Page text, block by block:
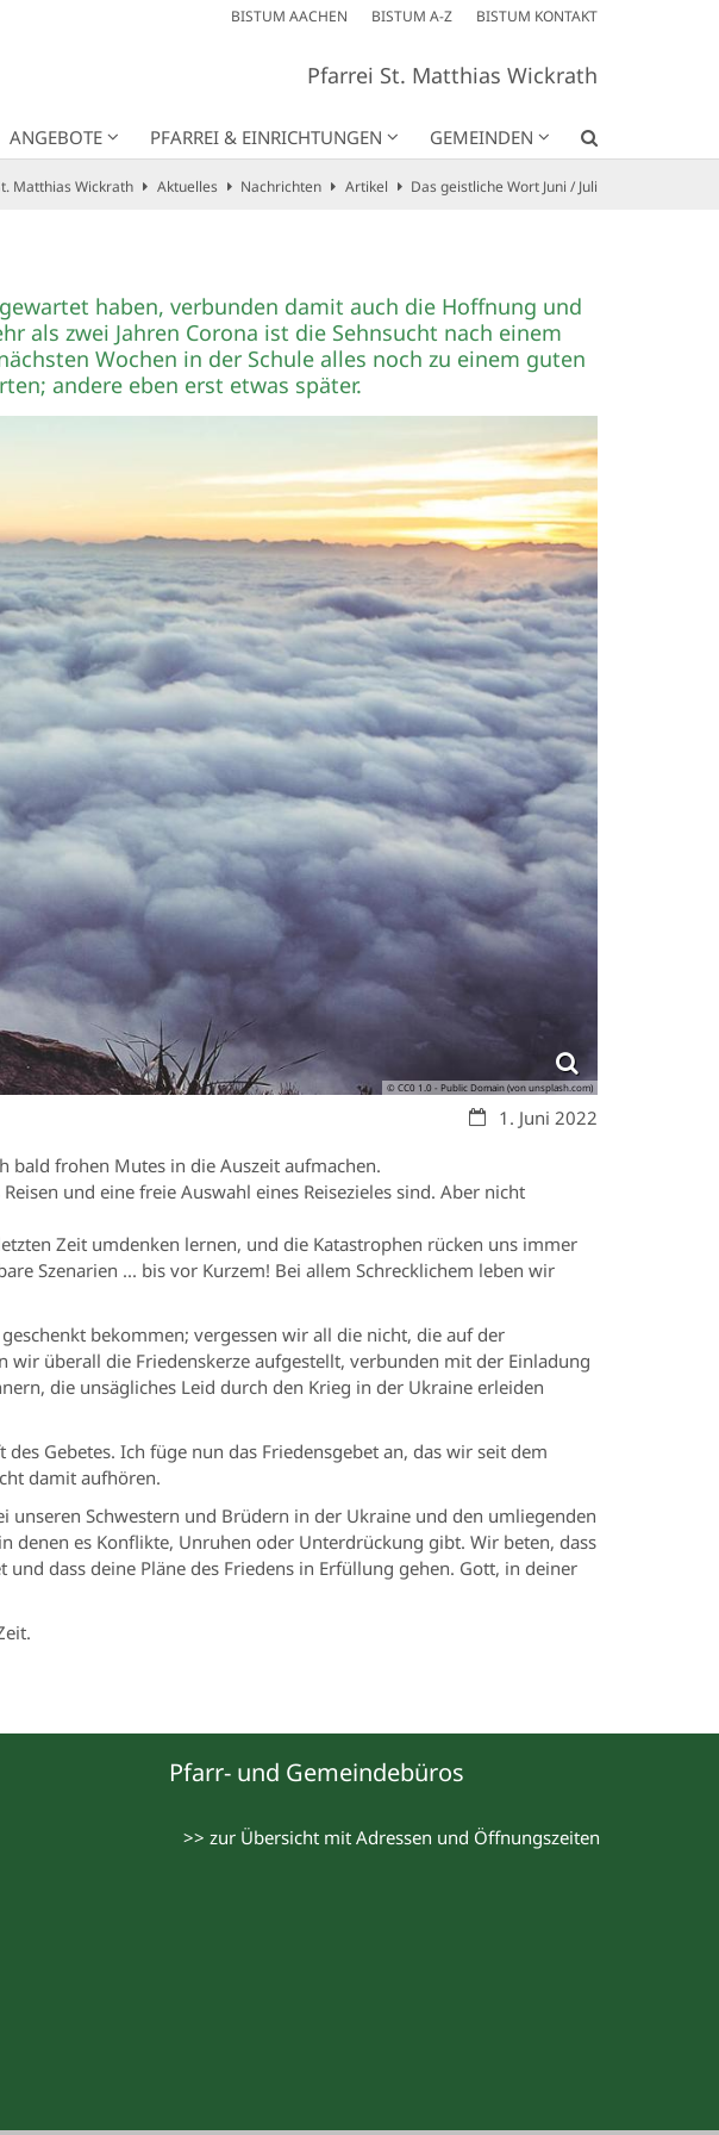
BISTUM AACHEN BISTUM A-Z BISTUM KONTAKT
Pfarrei St. Matthias Wickrath
ANGEBOTE PFARREI & EINRICHTUNGEN GEMEINDEN
Matthias Wickrath Aktuelles Nachrichten Artikel Das geistliche Wort Juni / Juli
haben, verbunden damit auch die Hoffnung und
als zwei Jahren Corona ist die Sehnsucht nach einem
Wochen in der Schule alles noch zu einem guten
andere eben erst etwas später.
© CC0 1.0 - Public Domain (von unsplash.com)
Datum:1. Juni 2022
bald frohen Mutes in die Auszeit aufmachen.
und eine freie Auswahl eines Reisezieles sind. Aber nicht
Zeit umdenken lernen, und die Katastrophen rücken uns immer
Szenarien ... bis vor Kurzem! Bei allem Schrecklichem leben wir
bekommen; vergessen wir all die nicht, die auf der
wir überall die Friedenskerze aufgestellt, verbunden mit der Einladung
die unsägliches Leid durch den Krieg in der Ukraine erleiden
Gebetes. Ich füge nun das Friedensgebet an, das wir seit dem
damit aufhören.
Schwestern und Brüdern in der Ukraine und den umliegenden
denen es Konflikte, Unruhen oder Unterdrückung gibt. Wir beten, dass
dass deine Pläne des Friedens in Erfüllung gehen. Gott, in deiner
Pfarr- und Gemeindebüros
>> zur Übersicht mit Adressen und Öffnungszeiten